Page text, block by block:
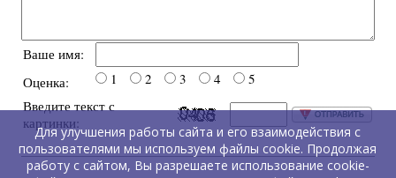
Ваше имя:
Оценка:
1 2 3 4
5
Введите текст с
картинки:
Для улучшения работы сайта и его взаимодействия с
пользователями мы используем файлы cookie. Продолжая
работу с сайтом, Вы разрешаете использование cookie-